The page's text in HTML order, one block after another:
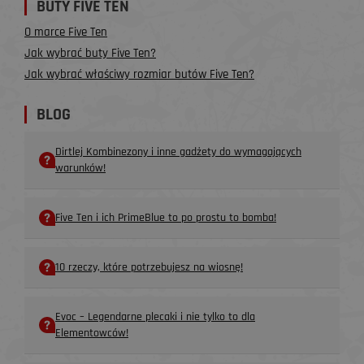
BUTY FIVE TEN
O marce Five Ten
Jak wybrać buty Five Ten?
Jak wybrać właściwy rozmiar butów Five Ten?
BLOG
Dirtlej Kombinezony i inne gadżety do wymagających
warunków!
Five Ten i ich PrimeBlue to po prostu to bomba!
10 rzeczy, które potrzebujesz na wiosnę!
Evoc – Legendarne plecaki i nie tylko to dla
Elementowców!